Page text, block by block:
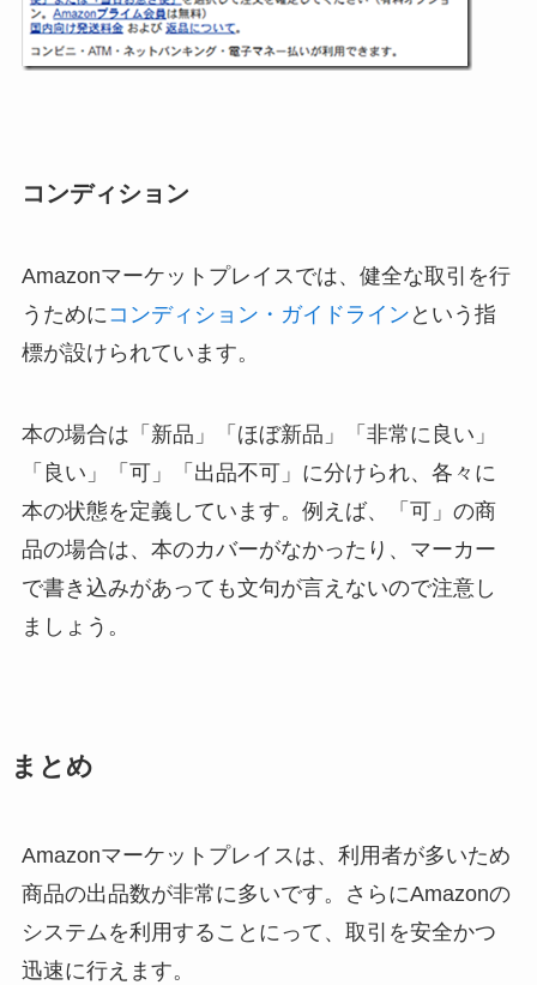
コンディション
Amazonマーケットプレイスでは、健全な取引を行
うためにコンディション・ガイドライン という指
標が設けられています。
本の場合は「新品」「ほぼ新品」「非常に良い」
「良い」「可」「出品不可」に分けられ、各々に
本の状態を定義しています。例えば、「可」の商
品の場合は、本のカバーがなかったり、マーカー
で書き込みがあっても文句が言えないので注意し
ましょう。
まとめ
Amazonマーケットプレイスは、利用者が多いため
商品の出品数が非常に多いです。さらにAmazonの
システムを利用することにって、取引を安全かつ
迅速に行えます。